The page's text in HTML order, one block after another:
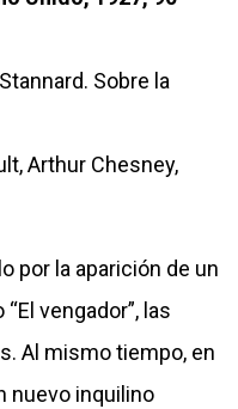
Sobre la
Arthur Chesney,
por la aparición de un
vengador”, las
Al mismo tiempo, en
nuevo inquilino